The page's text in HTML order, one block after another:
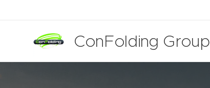
ConFolding Group